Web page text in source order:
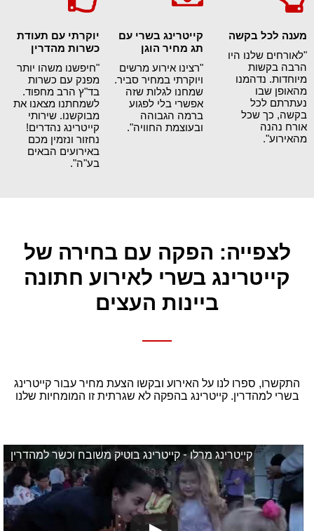
מענה לכל בקשה
"לאורחים שלנו היו
הרבה בקשות
מיוחדות. נדהמנו
מהאופן שבו
נעתרתם לכל
בקשה, כך שכל
אורח נהנה
מהאירוע".
קייטרינג בשרי עם
תג מחיר הוגן
"רצינו אירוע מרשים
ויוקרתי במחיר סביר.
שמחנו לגלות שזה
אפשרי בלי לפגוע
ברמה הגבוהה
ובעוצמת החוויה".
יוקרתי עם תעודת
כשרות מהדרין
"חיפשנו משהו יותר
מפנק עם כשרות
בד"ץ הרב מחפוד.
לשמחתנו מצאנו את
מבוקשנו. שירותי
קייטרינג נהדרים!
נחזור ונזמין מכם
באירועים הבאים
בע"ה".
לצפייה: הפקה עם בחירה של
קייטרינג בשרי לאירוע חתונה
ביינות העצים
התקשרו, ספרו לנו על האירוע ובקשו הצעת מחיר עבור קייטרינג
בשרי למהדרין. קייטרינג בהפקה לא שגרתית זו המומחיות שלנו
קייטרינג מרלו - קייטרינג בוטיק משובח וכשר למהדרין